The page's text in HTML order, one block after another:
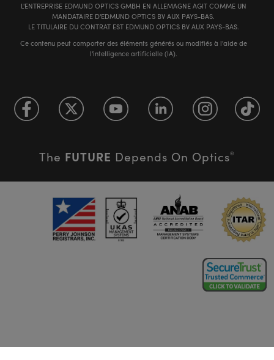
L'ENTREPRISE EDMUND OPTICS GMBH EN ALLEMAGNE AGIT COMME UN
MANDATAIRE D'EDMUND OPTICS BV AUX PAYS-BAS.
LE TITULAIRE DU CONTRAT EST EDMUND OPTICS BV AUX PAYS-BAS.
Ce contenu peut comporter des éléments générés ou modifiés à l'aide de
l'intelligence artificielle (IA).
The FUTURE Depends On Optics®